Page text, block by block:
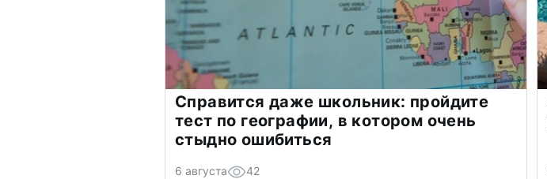
Справится даже школьник: пройдите
тест по географии, в котором очень
стыдно ошибиться
6 августа 42